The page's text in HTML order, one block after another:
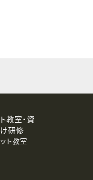
教室・資
研修
ト教室